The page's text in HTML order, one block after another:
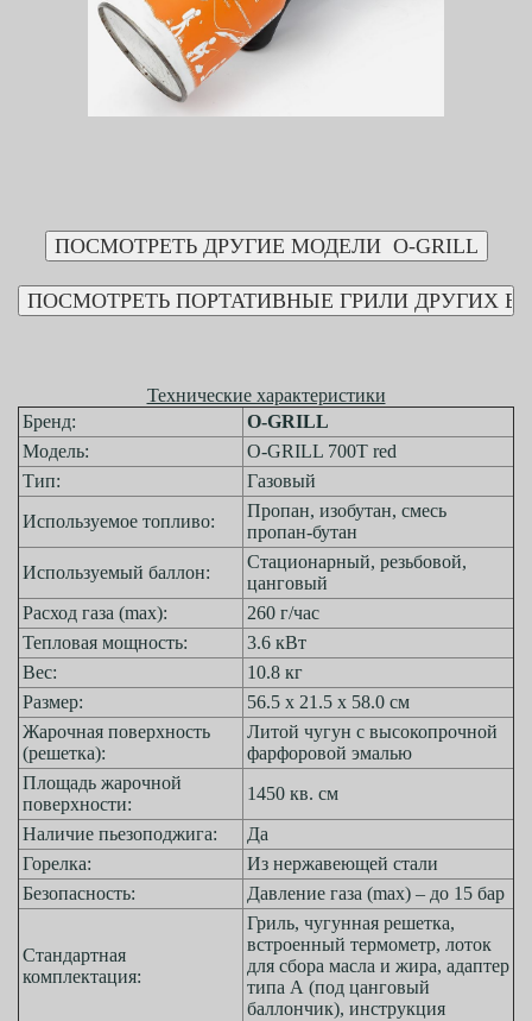
Технические характеристики
Бренд:
O-GRILL
Модель:
O-GRILL 700T red
Тип:
Газовый
Используемое топливо:
Пропан, изобутан, смесь
пропан-бутан
Используемый баллон:
Стационарный, резьбовой,
цанговый
Расход газа (max):
260 г/час
Тепловая мощность:
3.6 кВт
Вес:
10.8 кг
Размер:
56.5 х 21.5 х 58.0 см
Жарочная поверхность
(решетка):
Литой чугун с высокопрочной
фарфоровой эмалью
Площадь жарочной
поверхности:
1450 кв. см
Наличие пьезоподжига:
Да
Горелка:
Из нержавеющей стали
Безопасность:
Давление газа (max) – до 15 бар
Стандартная
комплектация:
Гриль, чугунная решетка,
встроенный термометр, лоток
для сбора масла и жира, адаптер
типа А (под цанговый
баллончик), инструкция